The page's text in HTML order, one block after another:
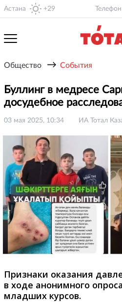
Астана +29
Общество → События
Буллинг в медресе
досудебное
03 мая 2025, 10:34 ИА Тотал
Признаки оказания
в ходе анонимного
младших курсов.